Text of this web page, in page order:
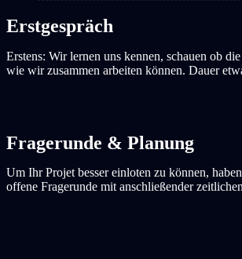
Erstgespräch
Erstens: Wir lernen uns kennen, schauen ob
wie wir zusammen arbeiten können. Dauer
Fragerunde & Planung
Um Ihr Projet besser einloten zu können,
offene Fragerunde mit anschließender